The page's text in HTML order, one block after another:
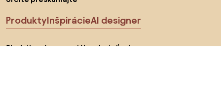
ProduktyInšpirácieAI designer
Sledujte nás na sociálnych sieťach